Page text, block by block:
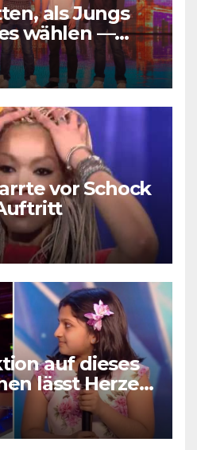
als Jungs
wählen —
später
vor Schock
auf dieses
lässt Herzen